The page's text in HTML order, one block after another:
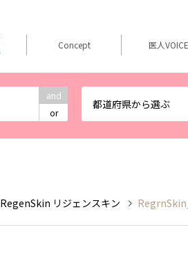
and
or
都道府県から選ぶ
Concept 医人VOICE
RegenSkin リジェンスキン